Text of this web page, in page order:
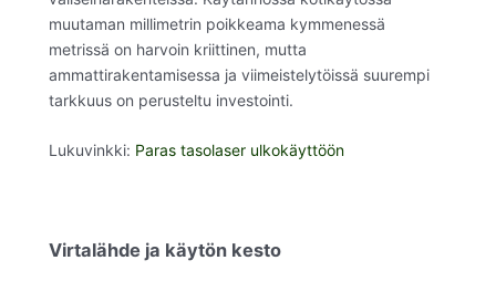
muutaman millimetrin poikkeama kymmenessä
metrissä on harvoin kriittinen, mutta
ammattirakentamisessa ja viimeistelytöissä suurempi
tarkkuus on perusteltu investointi.
Lukuvinkki: Paras tasolaser ulkokäyttöön
Virtalähde ja käytön kesto